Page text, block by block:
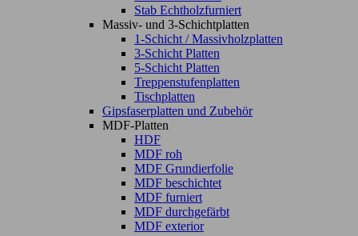
Stab Echtholzfurniert
Massiv- und 3-Schichtplatten
1-Schicht / Massivholzplatten
3-Schicht Platten
5-Schicht Platten
Treppenstufenplatten
Tischplatten
Gipsfaserplatten und Zubehör
MDF-Platten
HDF
MDF roh
MDF Grundierfolie
MDF beschichtet
MDF furniert
MDF durchgefärbt
MDF exterior